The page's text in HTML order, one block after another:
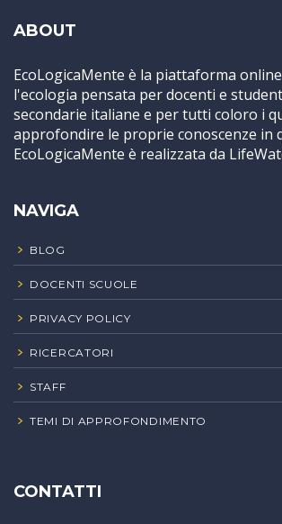
ABOUT
EcoLogicaMente è la piattaforma
l'ecologia pensata per docenti e
secondarie italiane e per tutti coloro i
approfondire le proprie conoscenze in
EcoLogicaMente è realizzata da
NAVIGA
BLOG
DOCENTI SCUOLE
PRIVACY POLICY
RICERCATORI
STAFF
TEMI DI APPROFONDIMENTO
CONTATTI